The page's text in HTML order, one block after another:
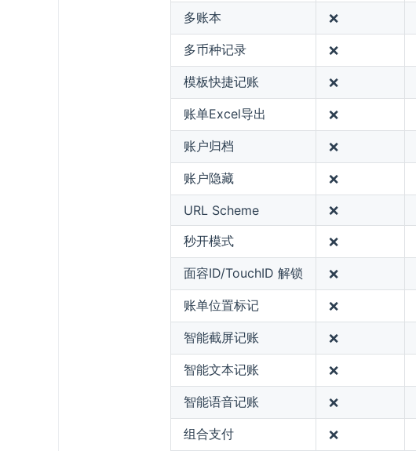
多账本
❌
多币种记录
❌
模板快捷记账
❌
账单Excel导出
❌
账户归档
❌
账户隐藏
❌
URL Scheme
❌
秒开模式
❌
面容ID/TouchID 解锁
❌
账单位置标记
❌
智能截屏记账
❌
智能文本记账
❌
智能语音记账
❌
组合支付
❌